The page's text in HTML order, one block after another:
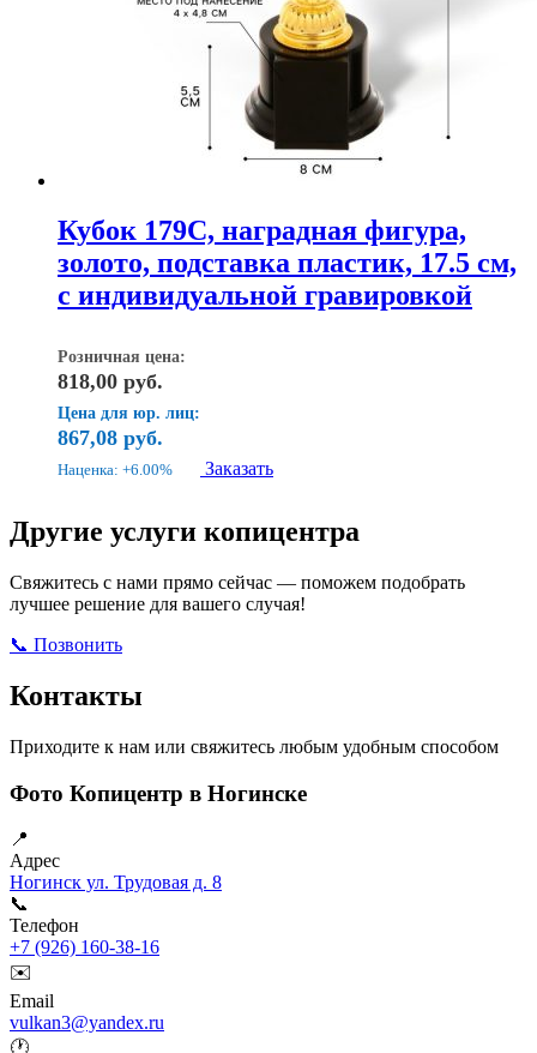
Кубок 179C, наградная фигура,
золото, подставка пластик, 17.5 см,
с индивидуальной гравировкой
Розничная цена:
818,00 руб.
Цена для юр. лиц:
867,08 руб.
Наценка: +6.00% Заказать
Другие услуги копицентра
Свяжитесь с нами прямо сейчас — поможем подобрать
лучшее решение для вашего случая!
📞 Позвонить
Контакты
Приходите к нам или свяжитесь любым удобным способом
Фото Копицентр в Ногинске
📍
Адрес
Ногинск ул. Трудовая д. 8
📞
Телефон
+7 (926) 160-38-16
✉️
Email
vulkan3@yandex.ru
🕐